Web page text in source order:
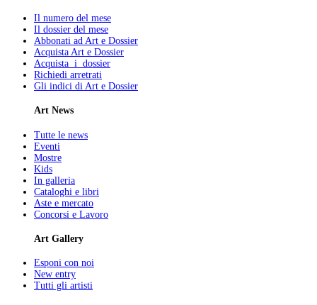
Il numero del mese
Il dossier del mese
Abbonati ad Art e Dossier
Acquista Art e Dossier
Acquista i dossier
Richiedi arretrati
Gli indici di Art e Dossier
Art News
Tutte le news
Eventi
Mostre
Kids
In galleria
Cataloghi e libri
Aste e mercato
Concorsi e Lavoro
Art Gallery
Esponi con noi
New entry
Tutti gli artisti